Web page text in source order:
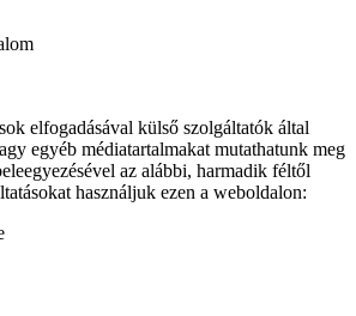
elfogadásával külső szolgáltatók által
egyéb médiatartalmakat mutathatunk meg
az alábbi, harmadik féltől
használjuk ezen a weboldalon: